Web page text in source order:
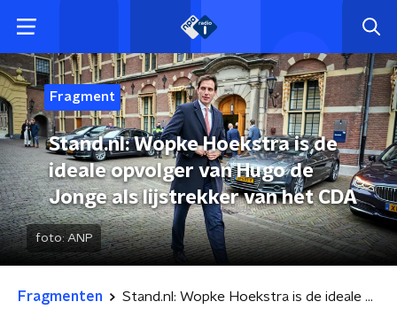
Fragment
Stand.nl: Wopke Hoekstra is de
ideale opvolger van Hugo de
Jonge als lijstrekker van het CDA
foto:ANP
Fragmenten Stand.nl: Wopke Hoekstra is de ideale opvolger van Hugo de Jonge als lijstrekker van het CDA